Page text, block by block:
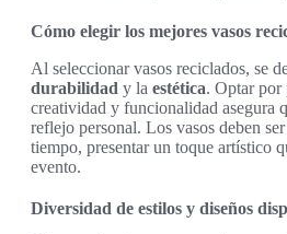
Cómo elegir los mejores vasos
Al seleccionar vasos reciclados, se
durabilidad y la estética. Optar por
creatividad y funcionalidad asegura
reflejo personal. Los vasos deben
tiempo, presentar un toque artístico
evento.
Diversidad de estilos y diseños